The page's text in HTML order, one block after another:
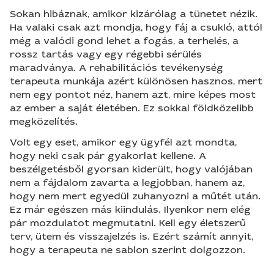
Sokan hibáznak, amikor kizárólag a tünetet nézik.
Ha valaki csak azt mondja, hogy fáj a csukló, attól
még a valódi gond lehet a fogás, a terhelés, a
rossz tartás vagy egy régebbi sérülés
maradványa. A rehabilitációs tevékenység
terapeuta munkája azért különösen hasznos, mert
nem egy pontot néz, hanem azt, mire képes most
az ember a saját életében. Ez sokkal földközelibb
megközelítés.
Volt egy eset, amikor egy ügyfél azt mondta,
hogy neki csak pár gyakorlat kellene. A
beszélgetésből gyorsan kiderült, hogy valójában
nem a fájdalom zavarta a legjobban, hanem az,
hogy nem mert egyedül zuhanyozni a műtét után.
Ez már egészen más kiindulás. Ilyenkor nem elég
pár mozdulatot megmutatni. Kell egy életszerű
terv, ütem és visszajelzés is. Ezért számít annyit,
hogy a terapeuta ne sablon szerint dolgozzon.